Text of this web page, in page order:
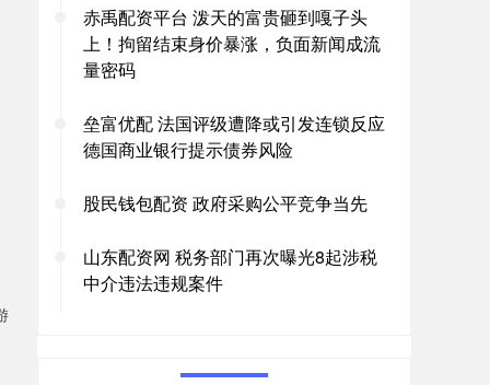
赤禹配资平台 泼天的富贵砸到嘎子头
上！拘留结束身价暴涨，负面新闻成流
量密码
垒富优配 法国评级遭降或引发连锁反应
德国商业银行提示债券风险
股民钱包配资 政府采购公平竞争当先
山东配资网 税务部门再次曝光8起涉税
中介违法违规案件